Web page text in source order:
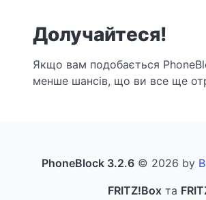
Долучайтеся!
Якщо вам подобається
менше шансів, що ви все ще
PhoneBlock 3.2.6 © 2026 by
FRITZ!Box та